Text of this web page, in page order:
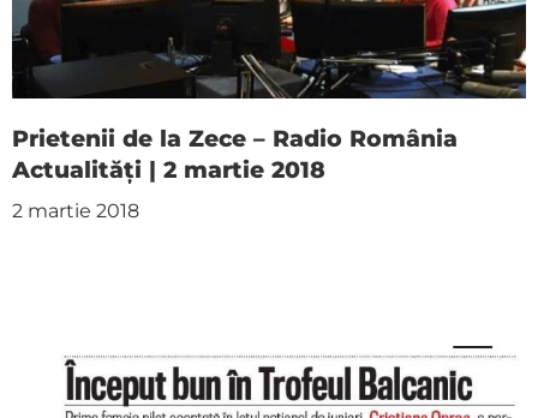
Prietenii de la Zece – Radio România
Actualități | 2 martie 2018
2 martie 2018